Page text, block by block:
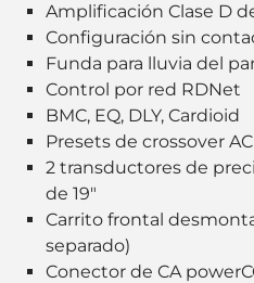
Amplificación Clase D
Configuración sin
Funda para lluvia del
Control por red RDNet
BMC, EQ, DLY, Cardioid
Presets de crossover
2 transductores de
de 19"
Carrito frontal
separado)
Conector de CA